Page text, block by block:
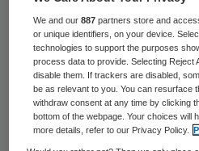
“Gelet op de
ons afkomt en het feit
grenzen aanlopen van
organiseerbaarheid
op tijd verkennen over
organiseerbaar
We and our887 partners store and
or unique identifiers, on your device.
technologies to support the purposes
process data to provide. Selecting Reject
disable them. If trackers are disabled,
be as relevant to you. You can resurface
withdraw consent at any time by clicking
bottom of the webpage. Your choices will
more details, refer to our Privacy Policy.